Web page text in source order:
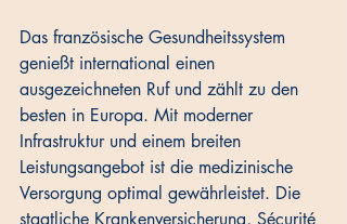
Das französische Gesundheitssystem
genießt international einen
ausgezeichneten Ruf und zählt zu den
besten in Europa. Mit moderner
Infrastruktur und einem breiten
Leistungsangebot ist die medizinische
Versorgung optimal gewährleistet. Die
staatliche Krankenversicherung, Sécurité